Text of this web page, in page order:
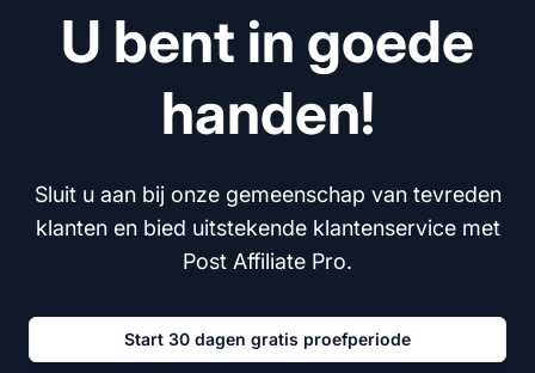
U bent in goede
handen!
Sluit u aan bij onze gemeenschap van tevreden
klanten en bied uitstekende klantenservice met
Post Affiliate Pro.
Start 30 dagen gratis proefperiode